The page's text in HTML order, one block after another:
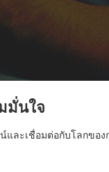
มั่นใจ
และเชื่อมต่อกับโลกขอ